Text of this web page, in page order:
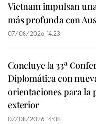
Vietnam impulsan
más profunda con
07/08/2026 14:23
Concluye la 33ª
Diplomática con
orientaciones para la
exterior
07/08/2026 14:08